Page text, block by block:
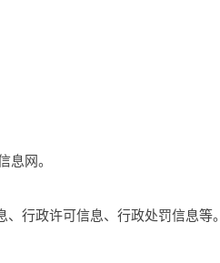
息网。
行政许可信息、行政处罚信息等。